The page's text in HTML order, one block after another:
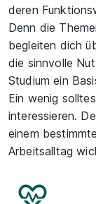
deren
Denn die
begleiten dich
die sinnvolle
Studium ein
Ein wenig
interessieren.
einem
Arbeitsalltag